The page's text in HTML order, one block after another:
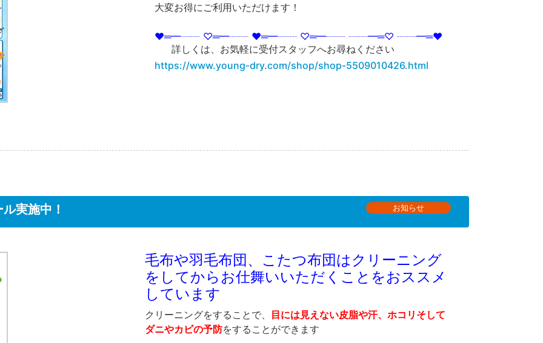
大変お得にご利用いただけます！
♥═━┈┈ ♡═━┈┈ ♥═━┈┈ ♡═━┈┈ ┈┈━═♡ ┈┈━═♥
詳しくは、お気軽に受付スタッフへお尋ねください
https://www.young-dry.com/shop/shop-5509010426.html
実施中！ お知らせ
毛布や羽毛布団、こたつ布団はクリーニング
をしてからお仕舞いいただくことをおススメ
しています
クリーニングをすることで、 目には見えない皮脂や汗、ホコリそして
ダニやカビの予防をすることができます